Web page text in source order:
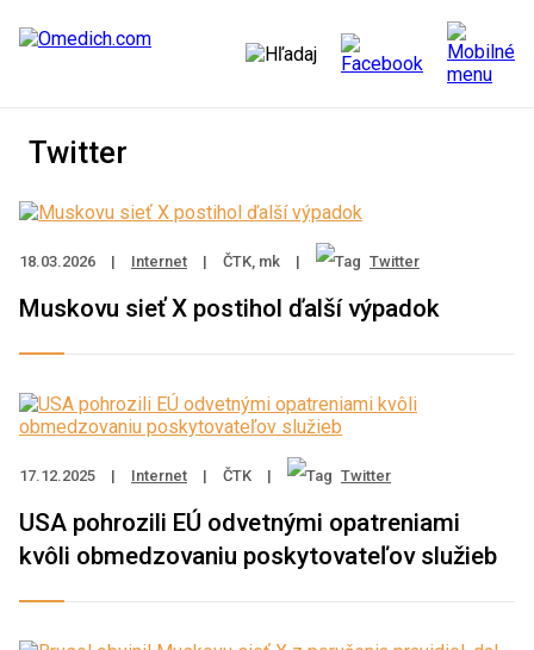
Twitter
18.03.2026 | Internet | ČTK, mk | Twitter
Muskovu sieť X postihol ďalší výpadok
17.12.2025 | Internet | ČTK | Twitter
USA pohrozili EÚ odvetnými opatreniami
kvôli obmedzovaniu poskytovateľov služieb